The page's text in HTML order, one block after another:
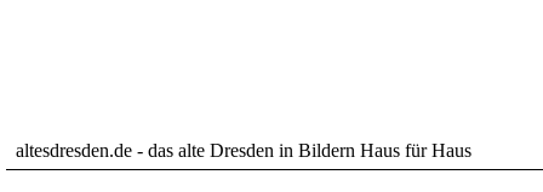
altesdresden.de - das alte Dresden in Bildern Haus für Haus